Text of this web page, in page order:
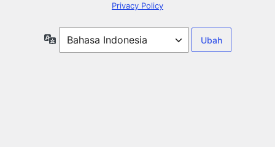
Privacy Policy
Bahasa